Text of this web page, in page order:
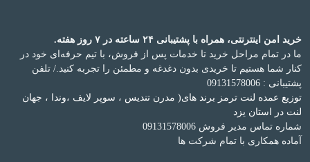
خرید امن اینترنتی، همراه با پشتیبانی ۲۴ ساعته در ۷ روز هفته.
ما در تمام مراحل خرید تا خدمات پس از فروش، با تیم حرفه‌ای خود در
کنار شما هستیم تا خریدی بدون دغدغه و مطمئن را تجربه کنید./ تلفن
پشتیبانی : 09131578006
توزیع عمده لنت ترمز برند های( مدرن تندیس ، سوپر لایف ،وندا ، جهان
لنت در استان یزد
شماره تماس مدیر فروش 09131578006
آماده همکاری با تمام شرکت ها